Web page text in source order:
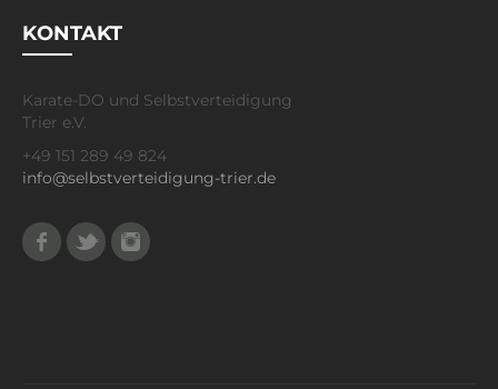
KONTAKT
Karate-DO und Selbstverteidigung
Trier e.V.
+49 151 289 49 824
info@selbstverteidigung-trier.de
Facebook
Twitter